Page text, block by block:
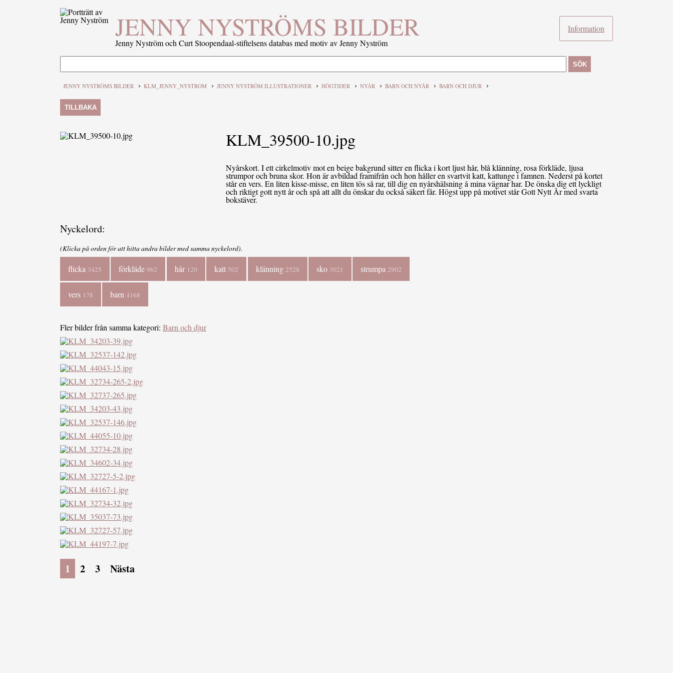
JENNY NYSTRÖMS BILDER
Jenny Nyström och Curt Stoopendaal-stiftelsens databas med motiv av Jenny Nyström
Information
SÖK
JENNY NYSTRÖMS BILDER › KLM_JENNY_NYSTROM › JENNY NYSTRÖM ILLUSTRATIONER › HÖGTIDER › NYÅR › BARN OCH NYÅR › BARN OCH DJUR ›
TILLBAKA
KLM_39500-10.jpg
Nyårskort. I ett cirkelmotiv mot en beige bakgrund sitter en flicka i kort ljust hår, blå klänning, rosa förkläde, ljusa
strumpor och bruna skor. Hon är avbildad framifrån och hon håller en svartvit katt, kattunge i famnen. Nederst på kortet
står en vers. En liten kisse-misse, en liten tös så rar, till dig en nyårshälsning å mina vägnar har. De önska dig ett lyckligt
och riktigt gott nytt år och spå att allt du önskar du också säkert får. Högst upp på motivet står Gott Nytt År med svarta
bokstäver.
Nyckelord:
(Klicka på orden för att hitta andra bilder med samma nyckelord).
flicka 3425 förkläde962 hår 120 katt 502 klänning 2528 sko 3021 strumpa 2902
vers 178 barn4168
Fler bilder från samma kategori: Barn och djur
1 2 3 Nästa